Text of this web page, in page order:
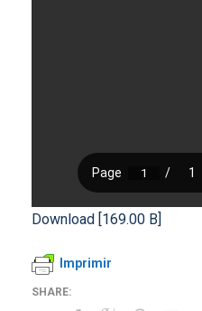
Download [169.00 B]
Imprimir